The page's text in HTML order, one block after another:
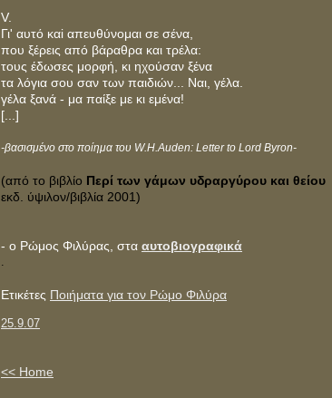
V.
Γι' αυτό καi απευθύνομαι σε σένα,
που ξέρεις από βάραθρα και τρέλα:
τους έδωσες μορφή, κι ηχούσαν ξένα
τα λόγια σου σαν των παιδιών... Ναι, γέλα.
γέλα ξανά - μα παίξε με κι εμένα!
[...]
-βασισμένο στο ποίημα του W.H.Auden: Letter to Lord Byron-
(από το βιβλίο Περί των γάμων υδραργύρου και θείου
εκδ. ύψιλον/βιβλία 2001)
- ο Ρώμος Φιλύρας, στα αυτοβιογραφικά
.
Ετικέτες Ποιήματα για τον Ρώμο Φιλύρα
25.9.07
<< Home